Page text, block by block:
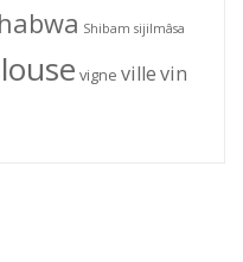
Shibam sijilmâsa
vigne villevin